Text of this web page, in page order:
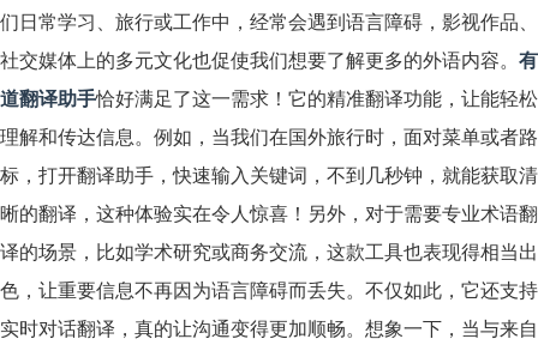
们日常学习、旅行或工作中，经常会遇到语言障碍，影视作品、
社交媒体上的多元文化也促使我们想要了解更多的外语内容。 有
道翻译助手恰好满足了这一需求！它的精准翻译功能，让能轻松
理解和传达信息。例如，当我们在国外旅行时，面对菜单或者路
标，打开翻译助手，快速输入关键词，不到几秒钟，就能获取清
晰的翻译，这种体验实在令人惊喜！另外，对于需要专业术语翻
译的场景，比如学术研究或商务交流，这款工具也表现得相当出
色，让重要信息不再因为语言障碍而丢失。不仅如此，它还支持
实时对话翻译，真的让沟通变得更加顺畅。想象一下，当与来自